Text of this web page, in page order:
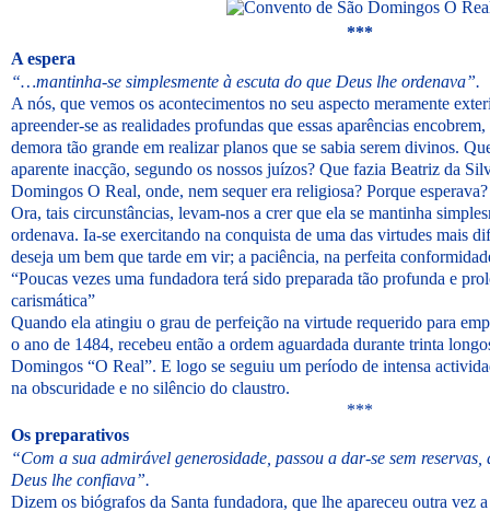
***
A espera
“…mantinha-se simplesmente à escuta do que Deus lhe ordenava”.
A nós, que vemos os acontecimentos no seu aspecto meramente
apreender-se as realidades profundas que essas aparências
demora tão grande em realizar planos que se sabia serem divinos.
aparente inacção, segundo os nossos juízos? Que fazia Beatriz da
Domingos O Real, onde, nem sequer era religiosa? Porque esperava?
Ora, tais circunstâncias, levam-nos a crer que ela se mantinha
ordenava. Ia-se exercitando na conquista de uma das virtudes mais
deseja um bem que tarde em vir; a paciência, na perfeita
“Poucas vezes uma fundadora terá sido preparada tão profunda e
carismática”
Quando ela atingiu o grau de perfeição na virtude requerido para
o ano de 1484, recebeu então a ordem aguardada durante trinta
Domingos “O Real”. E logo se seguiu um período de intensa
na obscuridade e no silêncio do claustro.
***
Os preparativos
“Com a sua admirável generosidade, passou a dar-se sem
Deus lhe confiava”.
Dizem os biógrafos da Santa fundadora, que lhe apareceu outra vez